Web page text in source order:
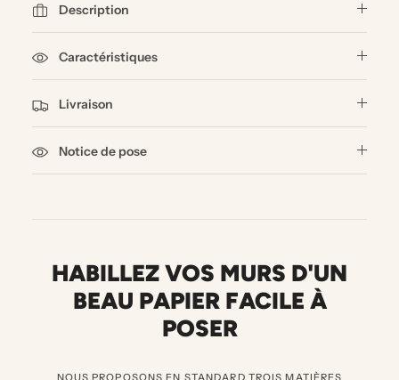
Description
Caractéristiques
Livraison
Notice de pose
HABILLEZ VOS MURS D'UN
BEAU PAPIER FACILE À
POSER